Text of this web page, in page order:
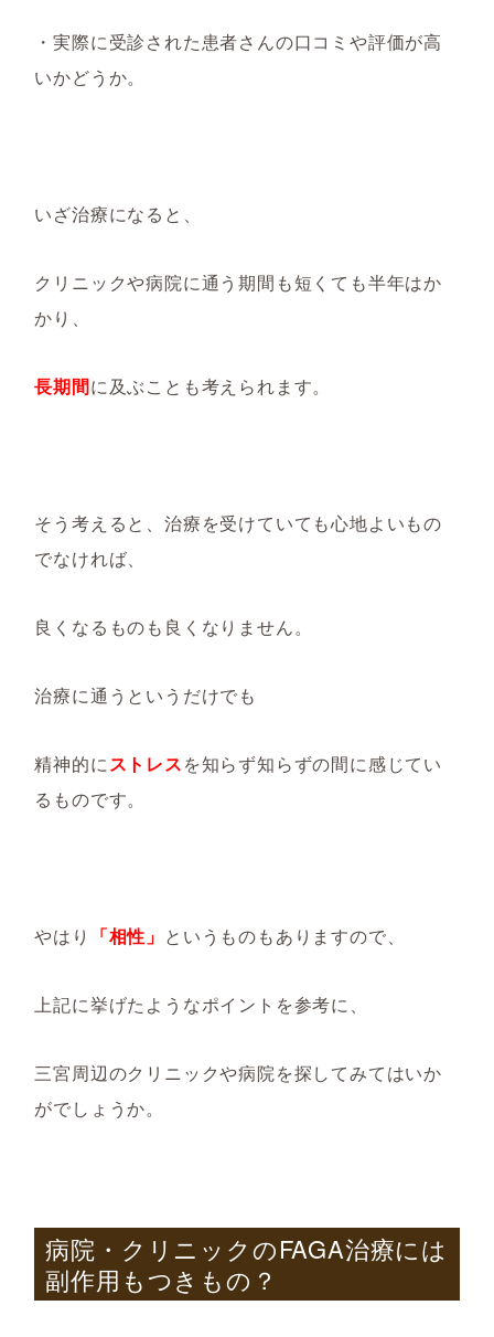
・実際に受診された患者さんの口コミや評価が高
いかどうか。
いざ治療になると、
クリニックや病院に通う期間も短くても半年はか
かり、
長期間に及ぶことも考えられます。
そう考えると、治療を受けていても心地よいもの
でなければ、
良くなるものも良くなりません。
治療に通うというだけでも
精神的にストレスを知らず知らずの間に感じてい
るものです。
やはり 「相性」 というものもありますので、
上記に挙げたようなポイントを参考に、
三宮周辺のクリニックや病院を探してみてはいか
がでしょうか。
病院・クリニックのFAGA治療には
副作用もつきもの？